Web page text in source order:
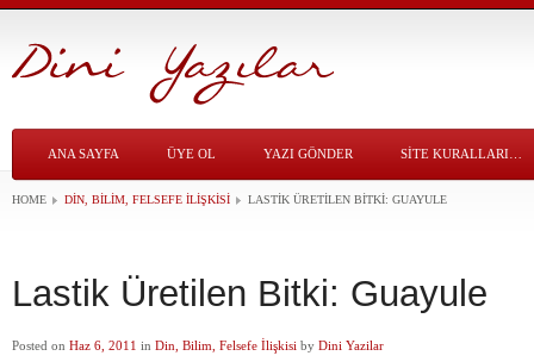
ANA SAYFA ÜYE OL YAZI GÖNDER SITE KURALLARI…
HOME DIN, BILIM, FELSEFE İLIŞKISI LASTIK ÜRETILEN BITKI: GUAYULE
Lastik Üretilen Bitki: Guayule
Posted on Haz 6, 2011 in Din, Bilim, Felsefe İlişkisi by Dini Yazilar